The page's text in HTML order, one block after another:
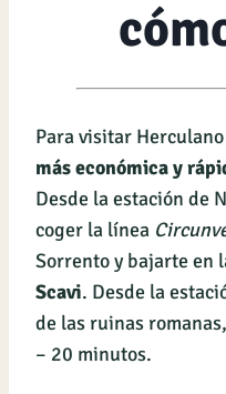
Para visitar
más económica y
Desde la estación de
coger la línea
Sorrento y bajarte en
Scavi. Desde la
de las ruinas
– 20 minutos.